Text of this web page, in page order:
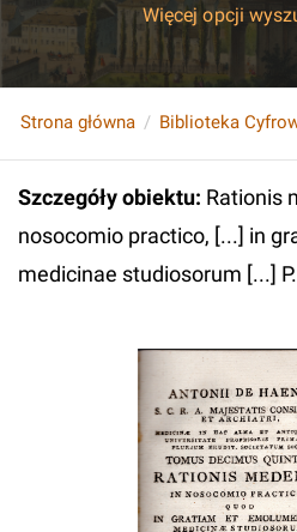
Więcej opcji
Strona główna Biblioteka
Szczegóły obiektu: Rationis
nosocomio practico, [...] in
medicinae studiosorum [...]